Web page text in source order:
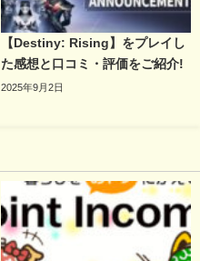
【Destiny: Rising】をプレイし
た感想と口コミ・評価をご紹介!
2025年9月2日